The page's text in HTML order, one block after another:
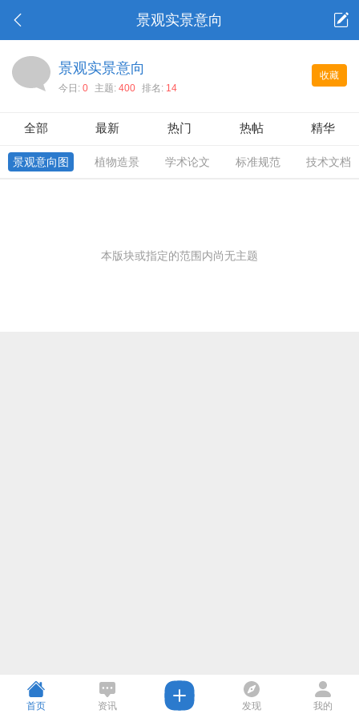
景观实景意向
收藏
景观实景意向
今日: 0 主题: 400 排名: 14
全部 最新 热门 热帖 精华
景观意向图 植物造景 学术论文 标准规范 技术文档
本版块或指定的范围内尚无主题
首页 资讯 发现 我的